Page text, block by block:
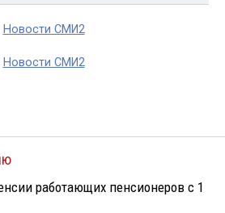
Новости СМИ2
Новости СМИ2
работающих пенсионеров с 1